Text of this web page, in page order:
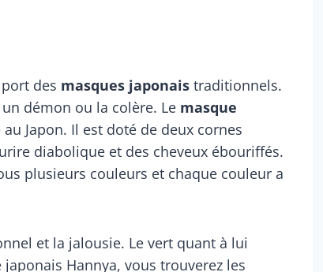
des masques japonais traditionnels.
démon ou la colère. Le masque
Japon. Il est doté de deux cornes
diabolique et des cheveux ébouriffés.
plusieurs couleurs et chaque couleur a
et la jalousie. Le vert quant à lui
Hannya, vous trouverez les